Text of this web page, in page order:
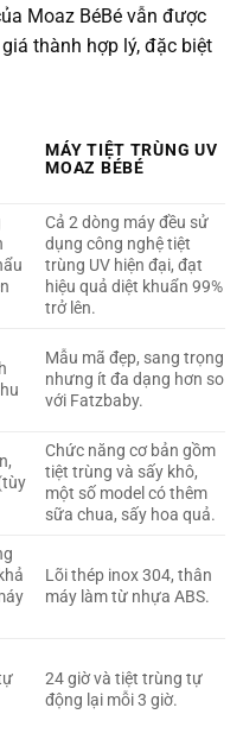
Moaz BéBé vẫn được
thành hợp lý, đặc biệt
MÁY TIỆT TRÙNG UV
MOAZ BÉBÉ
Cả 2 dòng máy đều sử
dụng công nghệ tiệt
trùng UV hiện đại, đạt
hiệu quả diệt khuẩn 99%
trở lên.
Mẫu mã đẹp, sang trọng
nhưng ít đa dạng hơn so
với Fatzbaby.
Chức năng cơ bản gồm
tiệt trùng và sấy khô,
một số model có thêm
sữa chua, sấy hoa quả.
Lõi thép inox 304, thân
máy làm từ nhựa ABS.
24 giờ và tiệt trùng tự
động lại mỗi 3 giờ.